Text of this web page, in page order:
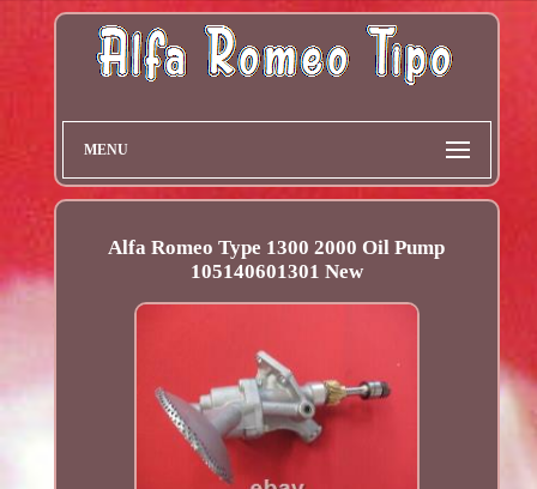
MENU
Alfa Romeo Type 1300 2000 Oil Pump
105140601301 New